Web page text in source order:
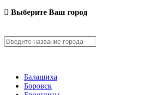
Выберите Ваш город
Балашиха
Боровск